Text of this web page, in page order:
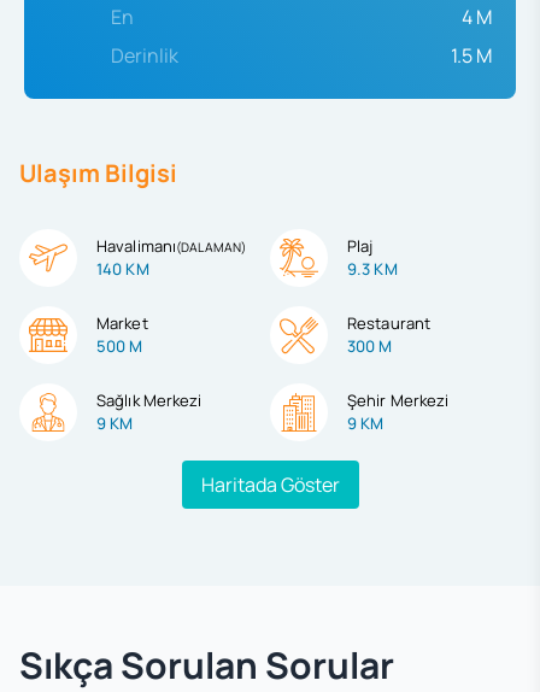
En
4 M
Derinlik
1.5 M
Ulaşım Bilgisi
Havalimanı(DALAMAN)
140 KM
Plaj
9.3 KM
Market
500 M
Restaurant
300 M
Sağlık Merkezi
9 KM
Şehir Merkezi
9 KM
Haritada Göster
Sıkça Sorulan Sorular